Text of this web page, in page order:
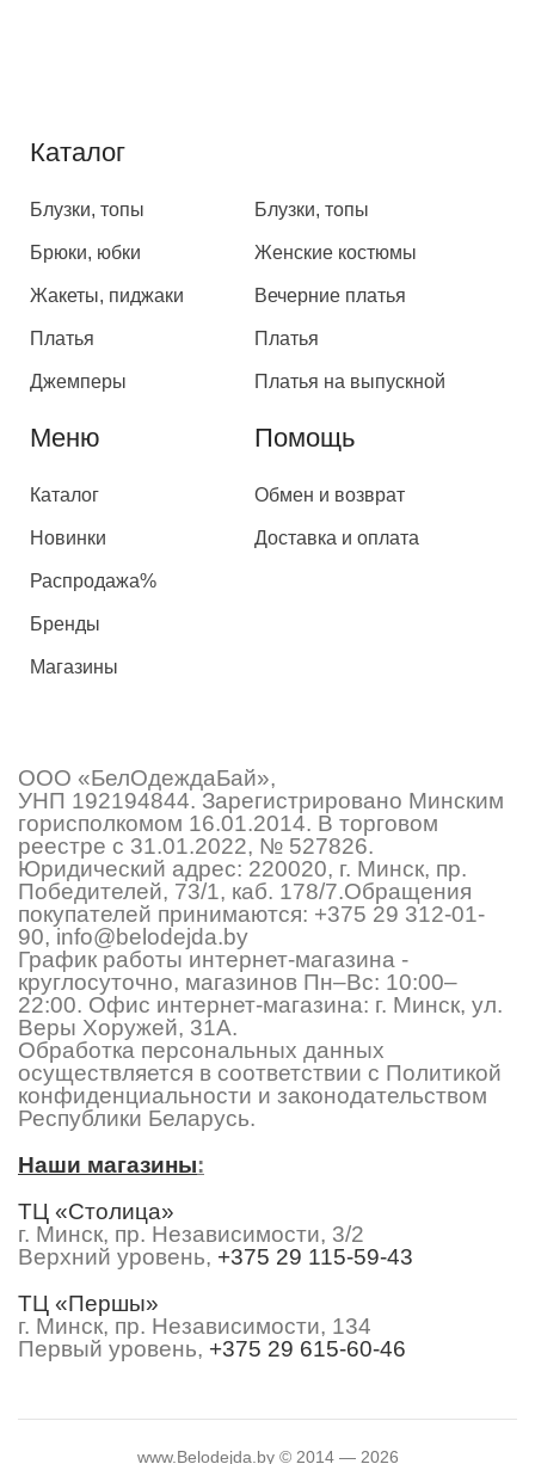
Каталог
Блузки, топы
Брюки, юбки
Жакеты, пиджаки
Платья
Джемперы
Блузки, топы
Женские костюмы
Вечерние платья
Платья
Платья на выпускной
Меню
Каталог
Новинки
Распродажа%
Бренды
Магазины
Помощь
Обмен и возврат
Доставка и оплата
ООО «БелОдеждаБай»,
УНП 192194844. Зарегистрировано Минским
горисполкомом 16.01.2014. В торговом
реестре с 31.01.2022, № 527826.
Юридический адрес: 220020, г. Минск, пр.
Победителей, 73/1, каб. 178/7.Обращения
покупателей принимаются: +375 29 312-01-
90, info@belodejda.by
График работы интернет-магазина -
круглосуточно, магазинов Пн–Вс: 10:00–
22:00. Офис интернет-магазина: г. Минск, ул.
Веры Хоружей, 31А.
Обработка персональных данных
осуществляется в соответствии с Политикой
конфиденциальности и законодательством
Республики Беларусь.
Наши магазины:
ТЦ «Столица»
г. Минск, пр. Независимости, 3/2
Верхний уровень, +375 29 115-59-43
ТЦ «Першы»
г. Минск, пр. Независимости, 134
Первый уровень, +375 29 615-60-46
www.Belodejda.by © 2014 — 2026